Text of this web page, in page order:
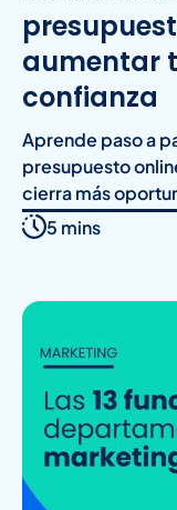
aumentar
confianza
Aprende paso a
presupuesto
cierra más
5 mins